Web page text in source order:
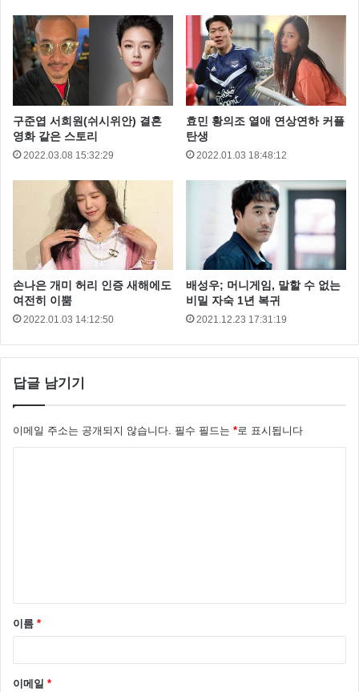
구준엽 서희원(쉬시위안) 결혼
영화 같은 스토리
2022.03.08 15:32:29
효민 황의조 열애 연상연하 커플
탄생
2022.01.03 18:48:12
손나은 개미 허리 인증 새해에도
여전히 이뿜
2022.01.03 14:12:50
배성우; 머니게임, 말할 수 없는
비밀 자숙 1년 복귀
2021.12.23 17:31:19
답글 남기기
이메일 주소는 공개되지 않습니다. 필수 필드는 *로 표시됩니다
이름 *
이메일 *